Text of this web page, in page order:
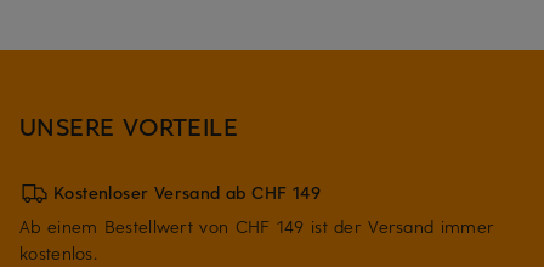
UNSERE VORTEILE
Kostenloser Versand ab CHF 149
Ab einem Bestellwert von CHF 149 ist der Versand immer
kostenlos.